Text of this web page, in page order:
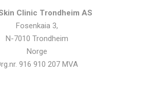
Clinic Trondheim AS
Fosenkaia 3,
N-7010 Trondheim
Norge
916 910 207 MVA